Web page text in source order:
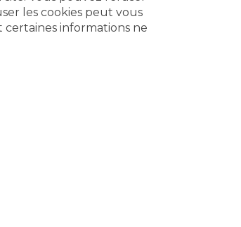
les cookies peut vous
certaines informations ne